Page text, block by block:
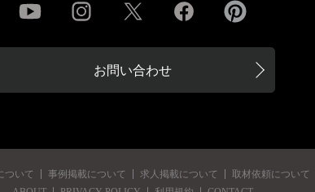
YouTube Instagram Twitter Facebook
お問い合わせ
ついて 事例掲載について 求人掲載について
取材依頼について